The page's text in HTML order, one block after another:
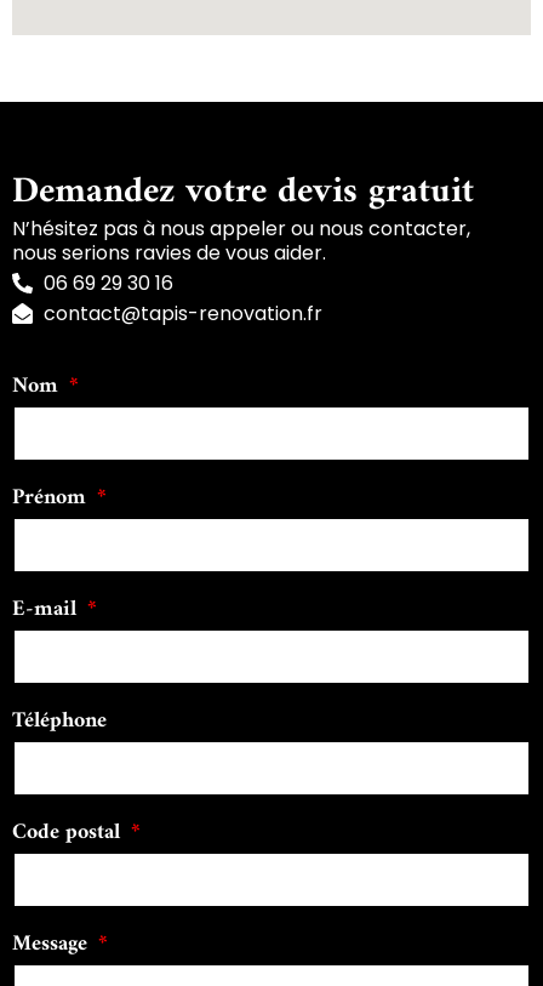
Demandez votre devis gratuit
N’hésitez pas à nous appeler ou nous contacter,
nous serions ravies de vous aider.
06 69 29 30 16
contact@tapis-renovation.fr
Nom
Prénom
E-mail
Téléphone
Code postal
Message